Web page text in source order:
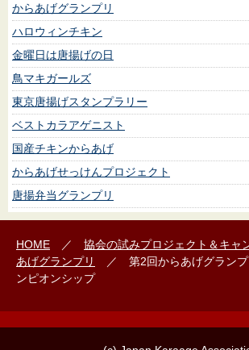
からあげグランプリ
ハロウィンチキン
金曜日は唐揚げの日
鳥マキガールズ
東京唐揚げスタンプラリー
ベストカラアゲニスト
国産チキンからあげ
からあげせっけんプロジェクト
唐揚弁当グランプリ
HOME ／ 協会の試みプロジェクト＆キャ
あげグランプリ
／ 第2回からあげグラン
ンピオンシップ